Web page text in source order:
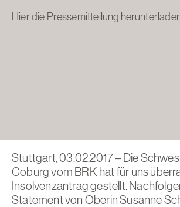
Hier die Pressemitteilung
Stuttgart, 03.02.2017 – Die
Coburg vom BRK hat für uns
Insolvenzantrag gestellt.
Statement von Oberin Susanne